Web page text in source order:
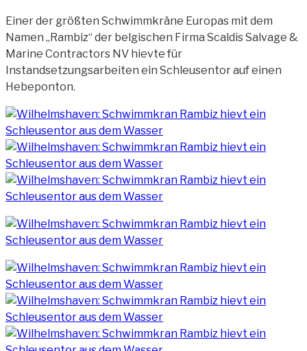
Einer der größten Schwimmkräne Europas mit dem
Namen „Rambiz“ der belgischen Firma Scaldis Salvage &
Marine Contractors NV hievte für
Instandsetzungsarbeiten ein Schleusentorauf einen
Hebeponton.